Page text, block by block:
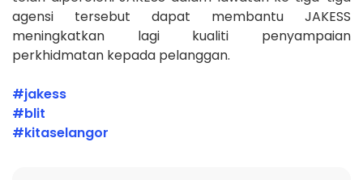
agensi tersebut dapat membantu JAKESS
meningkatkan lagi kualiti penyampaian
perkhidmatan kepada pelanggan.
#jakess
#blit
#kitaselangor